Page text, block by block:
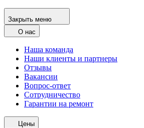
Закрыть меню
О нас
Наша команда
Наши клиенты и партнеры
Отзывы
Вакансии
Вопрос-ответ
Сотрудничество
Гарантии на ремонт
Цены